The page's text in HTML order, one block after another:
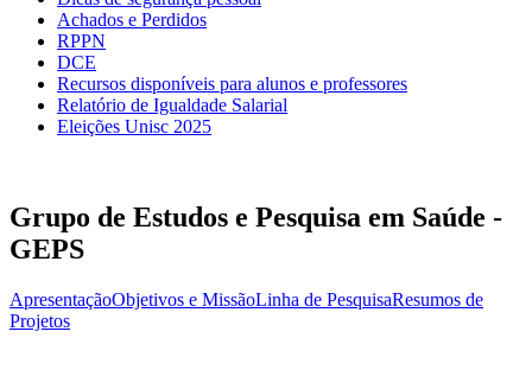
Achados e Perdidos
RPPN
DCE
Recursos disponíveis para alunos e professores
Relatório de Igualdade Salarial
Eleições Unisc 2025
Grupo de Estudos e Pesquisa em Saúde -
GEPS
ApresentaçãoObjetivos e MissãoLinha de PesquisaResumos de
Projetos